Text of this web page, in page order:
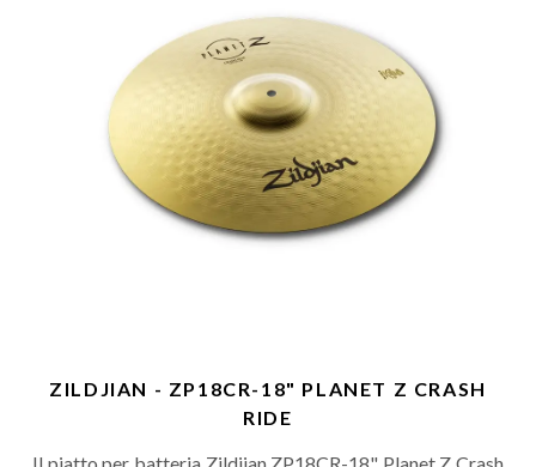
ZILDJIAN - ZP18CR-18" PLANET Z CRASH
RIDE